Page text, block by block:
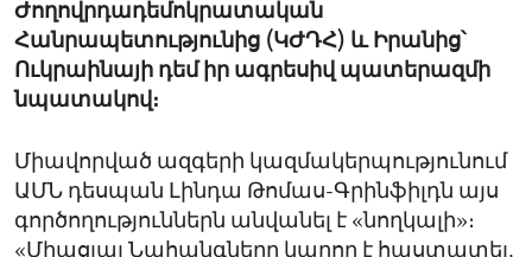
Ժողովրդադեմոկրատական
Հանրապետությունից (ԿԺԴՀ) և Իրանից՝
Ուկրաինայի դեմ իր ագրեսիվ պատերազմի
նպատակով։
Միավորված ազգերի կազմակերպությունում
ԱՄՆ դեսպան Լինդա Թոմաս-Գրինֆիլդն այս
գործողություններն անվանել է «նողկալի»։
«Միացյալ Նահանգները կարող է հաստատել,